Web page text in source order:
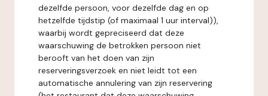
dezelfde persoon, voor dezelfde dag en op
hetzelfde tijdstip (of maximaal 1 uur interval)),
waarbij wordt gepreciseerd dat deze
waarschuwing de betrokken persoon niet
berooft van het doen van zijn
reserveringsverzoek en niet leidt tot een
automatische annulering van zijn reservering